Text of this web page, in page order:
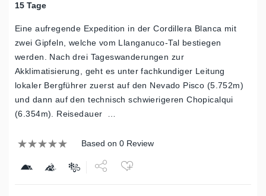
15 Tage
Eine aufregende Expedition in der Cordillera Blanca mit
zwei Gipfeln, welche vom Llanganuco-Tal bestiegen
werden. Nach drei Tageswanderungen zur
Akklimatisierung, geht es unter fachkundiger Leitung
lokaler Bergführer zuerst auf den Nevado Pisco (5.752m)
und dann auf den technisch schwierigeren Chopicalqui
(6.354m). Reisedauer …
Based on 0 Review